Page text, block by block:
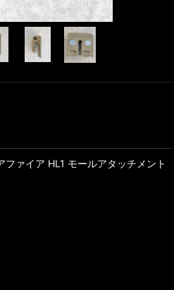
ファイア HL1 モールアタッチメント